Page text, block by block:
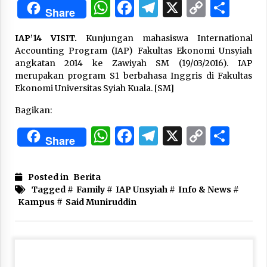
3 months ago
“Pohon Kehidupan”: Mati Dulu, Baru Hidup
“Manusia Digital”: Cerdas Lewat Sinyal
“Allahukrasi”: The Power of Management!
3 months ago
Share WhatsApp
Facebook
Telegram
X Copy
IAP’14 VISIT. Kunjungan mahasiswa International
Accounting Program (IAP) Fakultas Ekonomi Unsyiah
angkatan 2014 ke Zawiyah SM (19/03/2016). IAP
merupakan program S1 berbahasa Inggris di Fakultas
Ekonomi Universitas Syiah Kuala. [SM]
Bagikan:
Share WhatsApp
Facebook
Telegram
X Copy
Posted in Berita
Tagged # Family# IAP Unsyiah # Info & News #
Kampus # Said Muniruddin